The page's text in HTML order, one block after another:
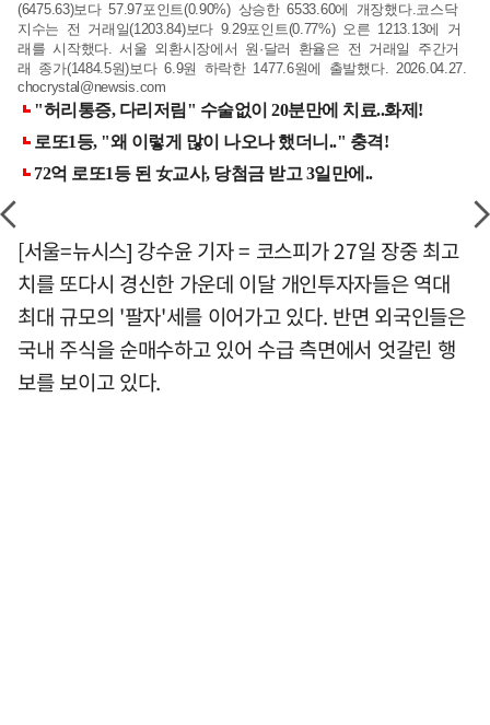
(6475.63)보다 57.97포인트(0.90%) 상승한 6533.60에 개장했다.코스닥
지수는 전 거래일(1203.84)보다 9.29포인트(0.77%) 오른 1213.13에 거
래를 시작했다. 서울 외환시장에서 원·달러 환율은 전 거래일 주간거
래 종가(1484.5원)보다 6.9원 하락한 1477.6원에 출발했다. 2026.04.27.
chocrystal@newsis.com
[서울=뉴시스] 강수윤 기자 = 코스피가 27일 장중 최고
치를 또다시 경신한 가운데 이달 개인투자자들은 역대
최대 규모의 '팔자'세를 이어가고 있다. 반면 외국인들은
국내 주식을 순매수하고 있어 수급 측면에서 엇갈린 행
보를 보이고 있다.